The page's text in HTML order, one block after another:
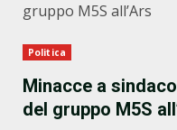
gruppo M5S all’Ars
Politica
Minacce a
del gruppo M5S